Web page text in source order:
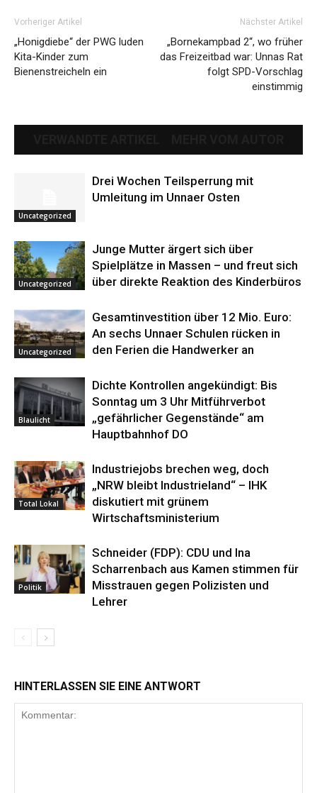
Vorheriger Artikel
„Honigdiebe“ der PWG luden
Kita-Kinder zum
Bienenstreicheln ein
Nächster Artikel
„Bornekampbad 2“, wo früher
das Freizeitbad war: Unnas Rat
folgt SPD-Vorschlag
einstimmig
Uncategorized
Drei Wochen Teilsperrung mit
Umleitung im Unnaer Osten
Uncategorized
Junge Mutter ärgert sich über
Spielplätze in Massen – und freut sich
über direkte Reaktion des Kinderbüros
Uncategorized
Gesamtinvestition über 12 Mio. Euro:
An sechs Unnaer Schulen rücken in
den Ferien die Handwerker an
Blaulicht
Dichte Kontrollen angekündigt: Bis
Sonntag um 3 Uhr Mitführverbot
„gefährlicher Gegenstände“ am
Hauptbahnhof DO
Total Lokal
Industriejobs brechen weg, doch
„NRW bleibt Industrieland“ – IHK
diskutiert mit grünem
Wirtschaftsministerium
Politik
Schneider (FDP): CDU und Ina
Scharrenbach aus Kamen stimmen für
Misstrauen gegen Polizisten und
Lehrer
HINTERLASSEN SIE EINE ANTWORT